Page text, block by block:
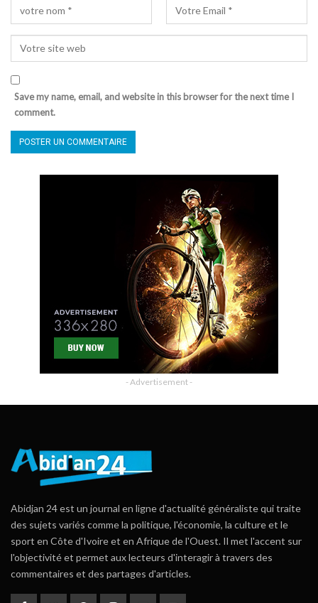
Save my name, email, and website in this browser for the next time I
comment.
- Advertisement -
Abidjan 24 est un journal en ligne d'actualité généraliste qui traite
des sujets variés comme la politique, l'économie, la culture et le
sport en Côte d'Ivoire et en Afrique de l'Ouest. Il met l'accent sur
l'objectivité et permet aux lecteurs d'interagir à travers des
commentaires et des partages d'articles.